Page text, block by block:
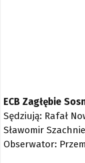
ECB Zagłębie
Sędziują: Rafał
Sławomir
Obserwator: